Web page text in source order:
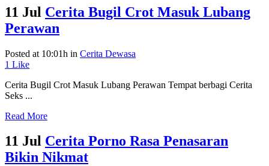
11 Jul Cerita Bugil Crot Masuk Lubang
Perawan
Posted at 10:01h in Cerita Dewasa
1 Like
Cerita Bugil Crot Masuk Lubang Perawan Tempat berbagi Cerita
Seks ...
Read More
11 Jul Cerita Porno Rasa Penasaran
Bikin Nikmat